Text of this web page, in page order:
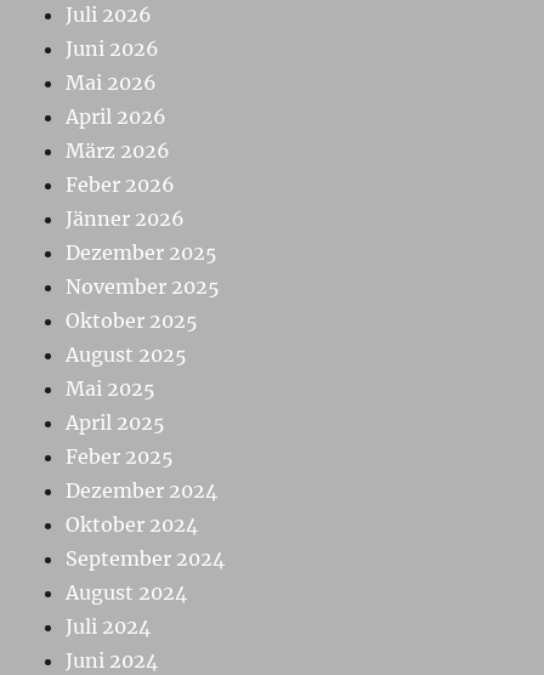
Juli 2026
Juni 2026
Mai 2026
April 2026
März 2026
Feber 2026
Jänner 2026
Dezember 2025
November 2025
Oktober 2025
August 2025
Mai 2025
April 2025
Feber 2025
Dezember 2024
Oktober 2024
September 2024
August 2024
Juli 2024
Juni 2024